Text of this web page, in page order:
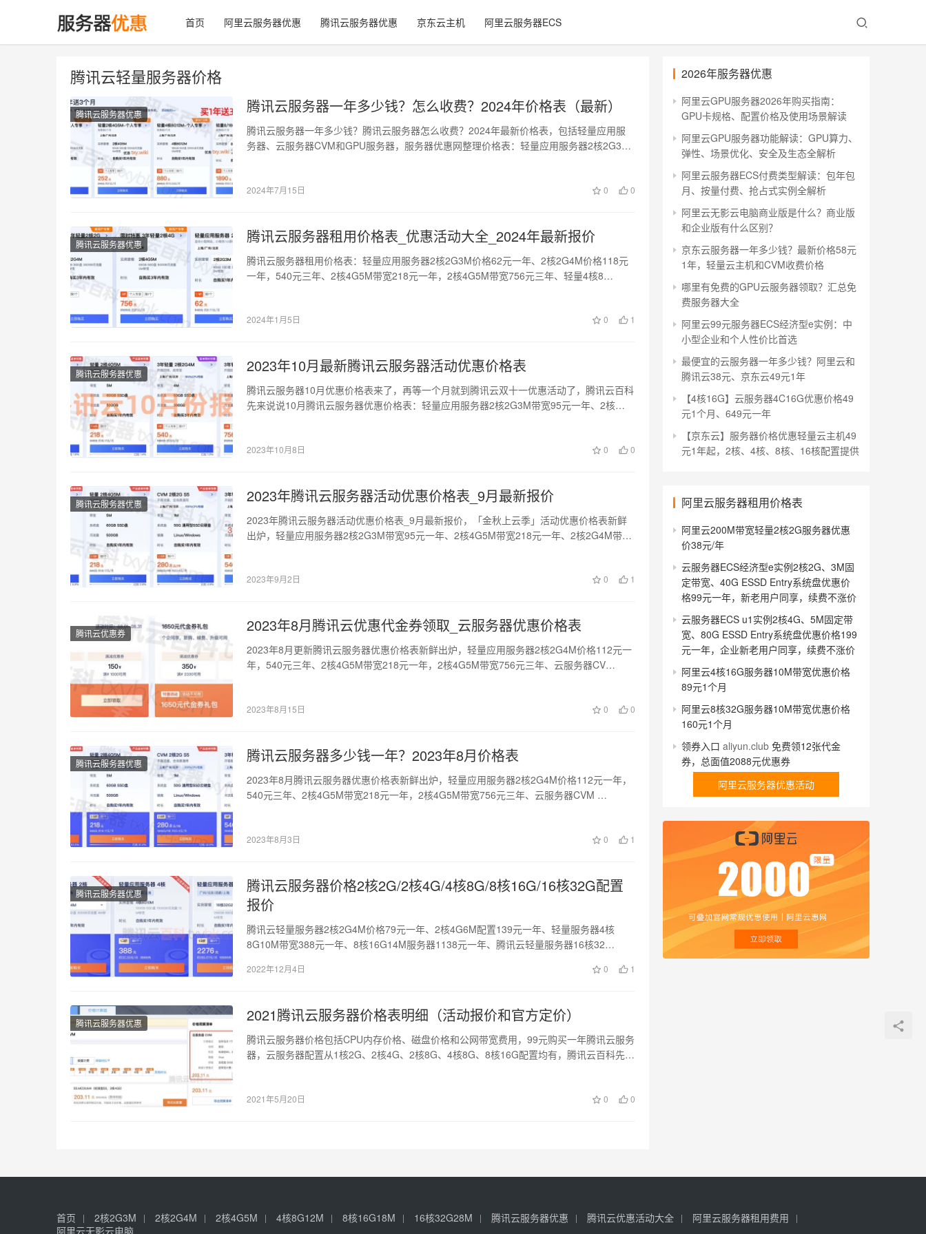
首页 阿里云服务器优惠 腾讯云服务器优惠 京东云主机 阿里云服务器ECS
腾讯云轻量服务器价格
腾讯云服务器优惠 腾讯云服务器一年多少钱？怎么收费？2024年价格表（最新）
腾讯云服务器一年多少钱？腾讯云服务器怎么收费？2024年最新价格表，包括轻量应用服
务器、云服务器CVM和GPU服务器，服务器优惠网整理价格表：轻量应用服务器2核2G3M
2024年7月15日 0 0
腾讯云服务器优惠 腾讯云服务器租用价格表_优惠活动大全_2024年最新报价
腾讯云服务器租用价格表：轻量应用服务器2核2G3M价格62元一年、2核2G4M价格118元
一年，540元三年、2核4G5M带宽218元一年，2核4G5M带宽756元三年、轻量4核8…
2024年1月5日 0 1
腾讯云服务器优惠 2023年10月最新腾讯云服务器活动优惠价格表
腾讯云服务器10月优惠价格表来了，再等一个月就到腾讯云双十一优惠活动了，腾讯云百科
先来说说10月腾讯云服务器优惠价格表：轻量应用服务器2核2G3M带宽95元一年、2核
2023年10月8日 0 0
腾讯云服务器优惠 2023年腾讯云服务器活动优惠价格表_9月最新报价
2023年腾讯云服务器活动优惠价格表_9月最新报价，「金秋上云季」活动优惠价格表新鲜
出炉，轻量应用服务器2核2G3M带宽95元一年、2核4G5M带宽218元一年、2核2G4M带宽
2023年9月2日 0 1
腾讯云优惠券 2023年8月腾讯云优惠代金券领取_云服务器优惠价格表
2023年8月更新腾讯云服务器优惠价格表新鲜出炉，轻量应用服务器2核2G4M价格112元一
年，540元三年、2核4G5M带宽218元一年，2核4G5M带宽756元三年、云服务器CV…
2023年8月15日 0 0
腾讯云服务器优惠 腾讯云服务器多少钱一年？2023年8月价格表
2023年8月腾讯云服务器优惠价格表新鲜出炉，轻量应用服务器2核2G4M价格112元一年，
540元三年、2核4G5M带宽218元一年，2核4G5M带宽756元三年、云服务器CVM …
2023年8月3日 0 1
腾讯云服务器优惠
腾讯云服务器价格2核2G/2核4G/4核8G/8核16G/16核32G配置
报价
腾讯云轻量服务器2核2G4M价格79元一年、2核4G6M配置139元一年、轻量服务器4核
8G10M带宽388元一年、8核16G14M服务器1138元一年、腾讯云轻量服务器16核32…
2022年12月4日 0 1
腾讯云服务器优惠 2021腾讯云服务器价格表明细（活动报价和官方定价）
腾讯云服务器价格包括CPU内存价格、磁盘价格和公网带宽费用，99元购买一年腾讯云服务
器，云服务器配置从1核2G、2核4G、2核8G、4核8G、8核16G配置均有，腾讯云百科先来
2021年5月20日 0 0
2026年服务器优惠
阿里云GPU服务器2026年购买指南：
GPU卡规格、配置价格及使用场景解读
阿里云GPU服务器功能解读：GPU算力、
弹性、场景优化、安全及生态全解析
阿里云服务器ECS付费类型解读：包年包
月、按量付费、抢占式实例全解析
阿里云无影云电脑商业版是什么？商业版
和企业版有什么区别？
京东云服务器一年多少钱？最新价格58元
1年，轻量云主机和CVM收费价格
哪里有免费的GPU云服务器领取？汇总免
费服务器大全
阿里云99元服务器ECS经济型e实例：中
小型企业和个人性价比首选
最便宜的云服务器一年多少钱？阿里云和
腾讯云38元、京东云49元1年
【4核16G】云服务器4C16G优惠价格49
元1个月、649元一年
【京东云】服务器价格优惠轻量云主机49
元1年起，2核、4核、8核、16核配置提供
阿里云服务器租用价格表
阿里云200M带宽轻量2核2G服务器优惠
价38元/年
云服务器ECS经济型e实例2核2G、3M固
定带宽、40G ESSD Entry系统盘优惠价
格99元一年，新老用户同享，续费不涨价
云服务器ECS u1实例2核4G、5M固定带
宽、80G ESSD Entry系统盘优惠价格199
元一年，企业新老用户同享，续费不涨价
阿里云4核16G服务器10M带宽优惠价格
89元1个月
阿里云8核32G服务器10M带宽优惠价格
160元1个月
领券入口 aliyun.club 免费领12张代金
券，总面值2088元优惠券
阿里云服务器优惠活动
首页 2核2G3M 2核2G4M 2核4G5M 4核8G12M 8核16G18M 16核32G28M 腾讯云服务器优惠 腾讯云优惠活动大全
阿里云服务器租用费用
阿里云无影云电脑